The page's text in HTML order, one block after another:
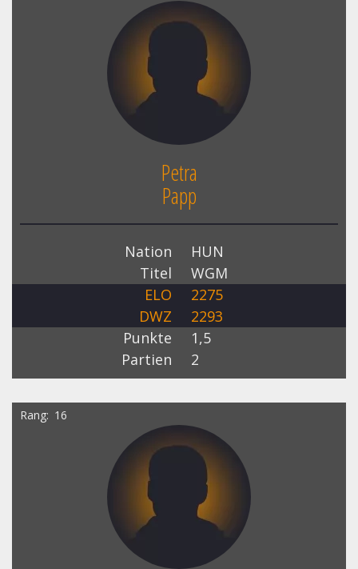
Petra
Papp
Nation
HUN
Titel
WGM
ELO
2275
DWZ
2293
Punkte
1,5
Partien
2
Rang 16